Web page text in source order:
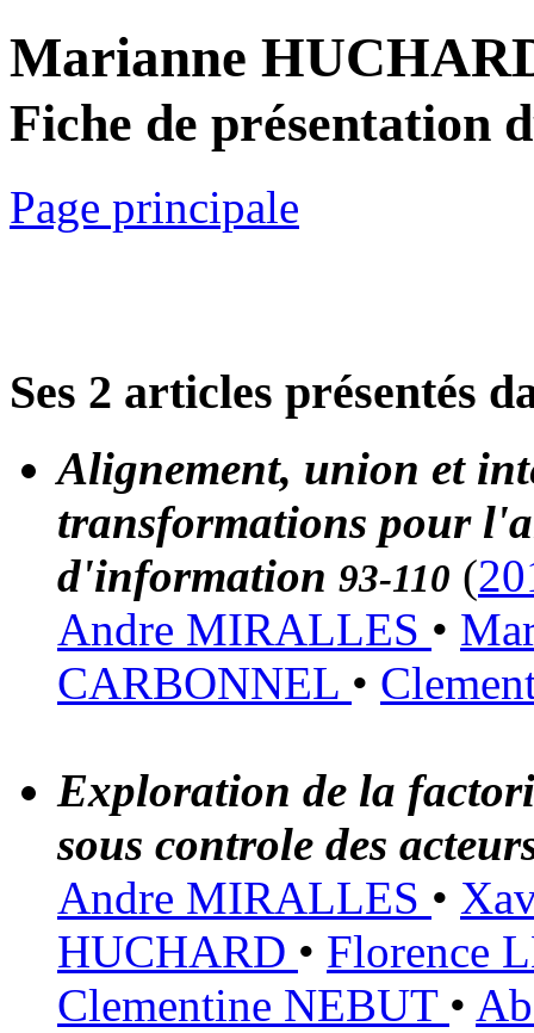
Marianne
Fiche de présentation
Page principale
Ses 2 articles présentés
Alignement, union et
transformations pour
d'information 93-110 (
Andre MIRALLES •
CARBONNEL •
Exploration de la
sous controle des
Andre MIRALLES •
HUCHARD • Florence
Clementine NEBUT •